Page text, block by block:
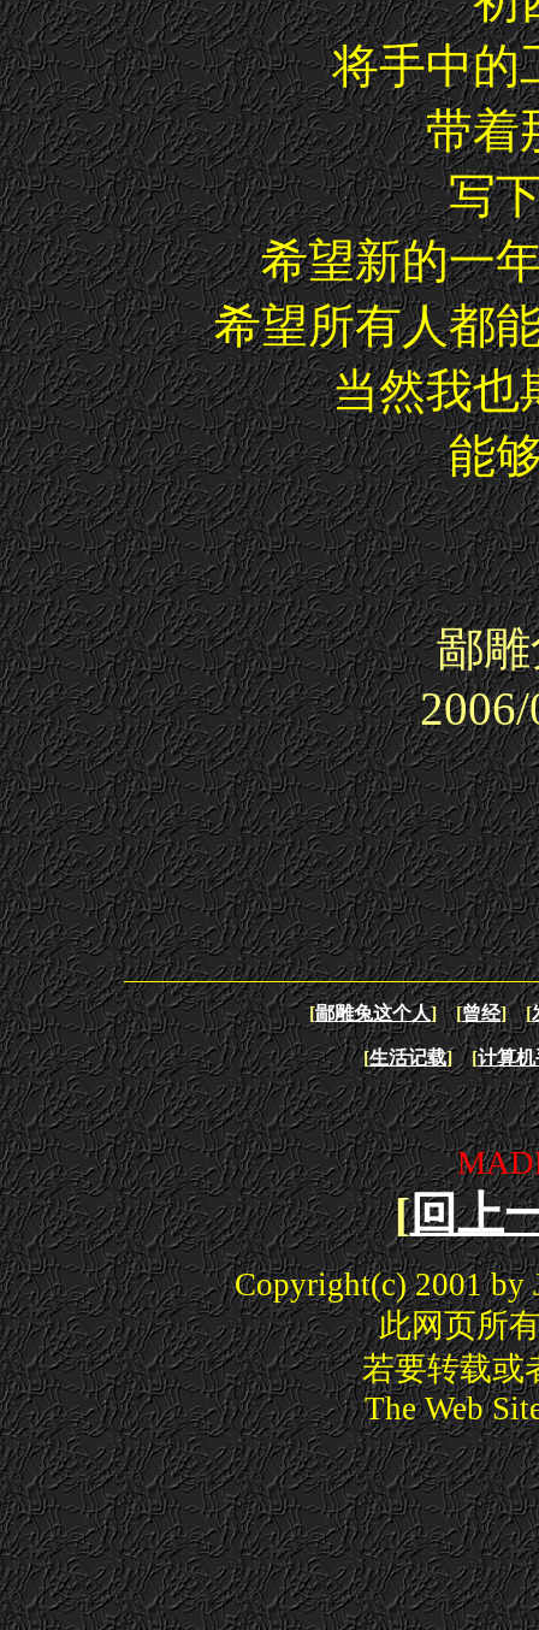
将手中的
带着
写
希望新的一
希望所有人都
当然我也
能
鄙
[鄙雕兔这个人] [曾经] [
[生活记载] [计算
[回上
Copyright(c) 2001 by
此网页所
若要转载或
The Web